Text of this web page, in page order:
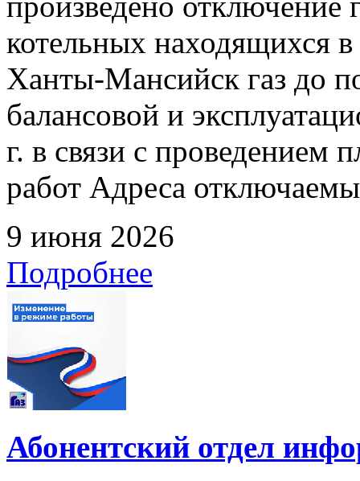
котельных находящихся
Ханты-Мансийск газ до
балансовой и
г. в связи с проведением
работ Адреса
9 июня 2026
Подробнее
Абонентский отдел